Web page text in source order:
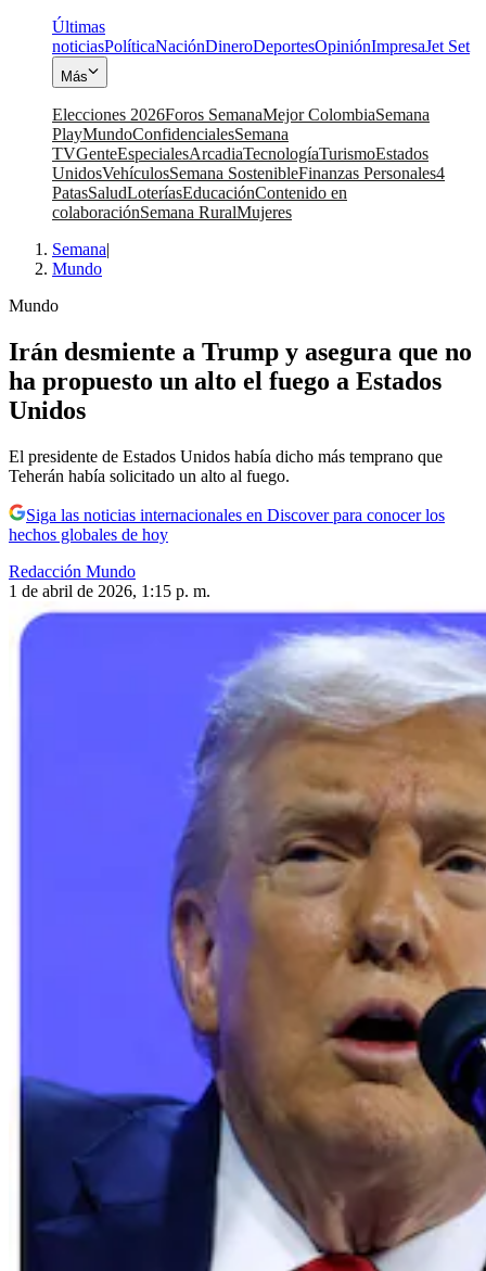
Últimas
noticiasPolíticaNaciónDineroDeportesOpiniónImpresaJet Set
Más
Elecciones 2026Foros SemanaMejor ColombiaSemana
PlayMundoConfidencialesSemana
TVGenteEspecialesArcadiaTecnologíaTurismoEstados
UnidosVehículosSemana SostenibleFinanzas Personales4
PatasSaludLoteríasEducaciónContenido en
colaboraciónSemana RuralMujeres
Semana|
Mundo
Mundo
Irán desmiente a Trump y asegura que no
ha propuesto un alto el fuego a Estados
Unidos
El presidente de Estados Unidos había dicho más temprano que
Teherán había solicitado un alto al fuego.
Siga las noticias internacionales en Discover para conocer los
hechos globales de hoy
Redacción Mundo
1 de abril de 2026, 1:15 p. m.